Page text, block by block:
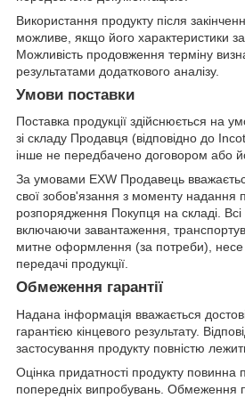
Використання продукту після
можливе, якщо його характеристики
Можливість продовження терміну
результатами додаткового аналізу.
Умови поставки
Поставка продукції здійснюється на
зі складу Продавця (відповідно до
інше не передбачено договором або
За умовами EXW Продавець
свої зобов'язання з моменту надання
розпорядження Покупця на складі. Всі
включаючи завантаження,
митне оформлення (за потреби),
передачі продукції.
Обмеження гарантії
Надана інформація вважається
гарантією кінцевого результату.
застосування продукту повністю
Оцінка придатності продукту повинна
попередніх випробувань. Обмеження